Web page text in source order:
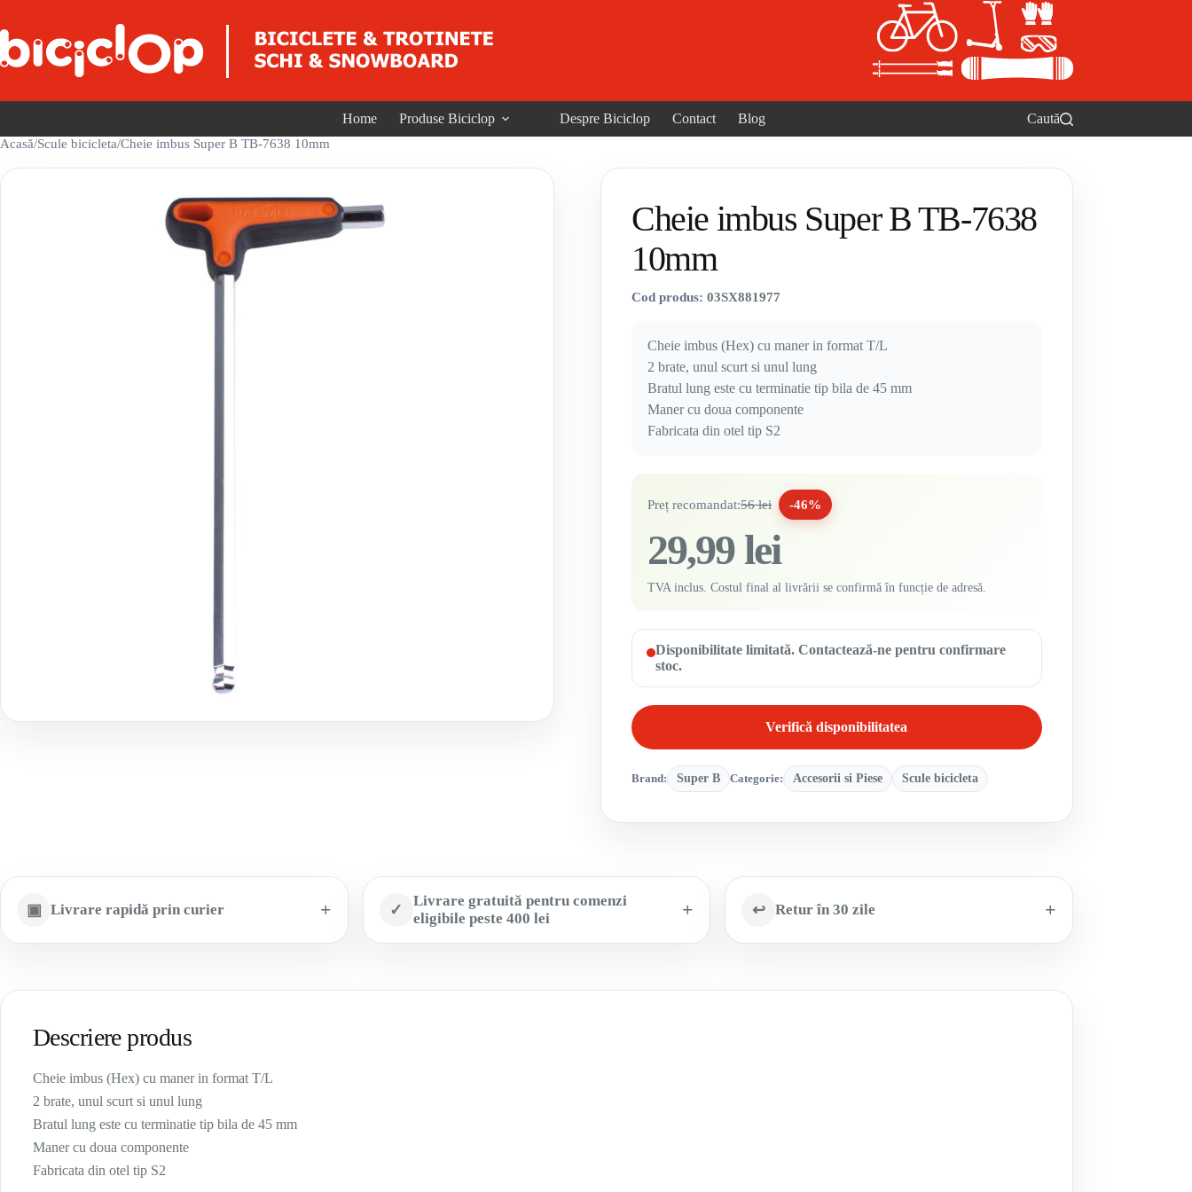
Home Produse Biciclop Despre Biciclop Contact Blog Caută
Acasă/Scule bicicleta/Cheie imbus Super B TB-7638 10mm
Cheie imbus Super B TB-7638
10mm
Cod produs: 03SX881977
Cheie imbus (Hex) cu maner in format T/L
2 brate, unul scurt si unul lung
Bratul lung este cu terminatie tip bila de 45 mm
Maner cu doua componente
Fabricata din otel tip S2
Preț recomandat:56 lei -46%
29,99 lei
TVA inclus. Costul final al livrării se confirmă în funcție de adresă.
Disponibilitate limitată. Contactează-ne pentru confirmare
stoc.
Verifică disponibilitatea
Brand: Super B Categorie: Accesorii si Piese Scule bicicleta
▣ Livrare rapidă prin curier ✓
Livrare gratuită pentru comenzi
eligibile peste 400 lei
↩ Retur în 30 zile
Descriere produs
Cheie imbus (Hex) cu maner in format T/L
2 brate, unul scurt si unul lung
Bratul lung este cu terminatie tip bila de 45 mm
Maner cu doua componente
Fabricata din otel tip S2